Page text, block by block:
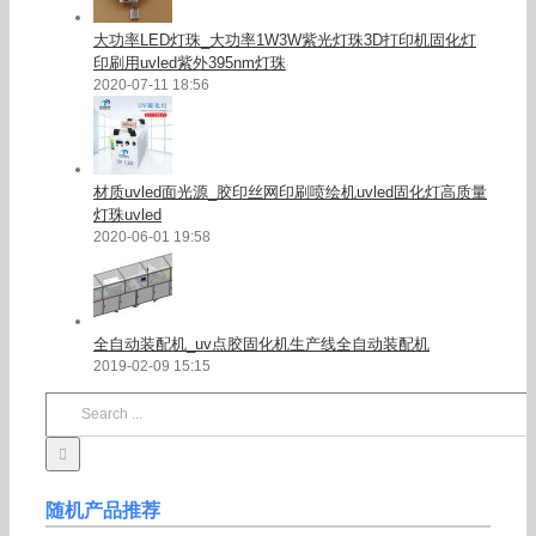
大功率LED灯珠_大功率1W3W紫光灯珠3D打印机固化灯
印刷用uvled紫外395nm灯珠
2020-07-11 18:56
材质uvled面光源_胶印丝网印刷喷绘机uvled固化灯高质量
灯珠uvled
2020-06-01 19:58
全自动装配机_uv点胶固化机生产线全自动装配机
2019-02-09 15:15
随机产品推荐